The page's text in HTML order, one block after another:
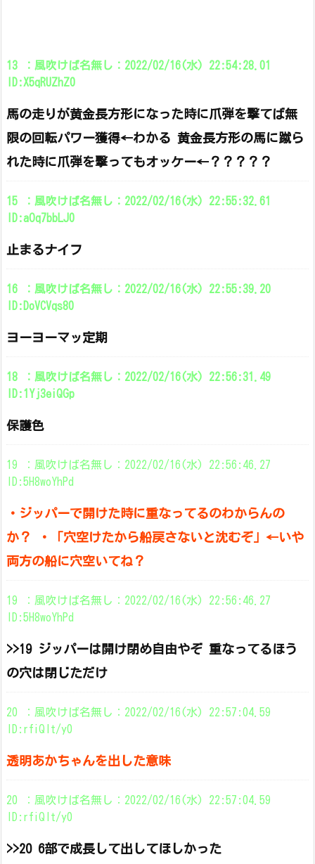
13 ：風吹けば名無し：2022/02/16(水) 22:54:28.01
ID:X5qRUZhZ0
馬の走りが黄金長方形になった時に爪弾を撃てば無
限の回転パワー獲得←わかる 黄金長方形の馬に蹴ら
れた時に爪弾を撃ってもオッケー←？？？？？
15 ：風吹けば名無し：2022/02/16(水) 22:55:32.61
ID:aOq7bbLJ0
止まるナイフ
16 ：風吹けば名無し：2022/02/16(水) 22:55:39.20
ID:DoVCVqs80
ヨーヨーマッ定期
18 ：風吹けば名無し：2022/02/16(水) 22:56:31.49
ID:1Yj3eiQGp
保護色
19 ：風吹けば名無し：2022/02/16(水) 22:56:46.27
ID:5H8woYhPd
・ジッパーで開けた時に重なってるのわからんの
か？ ・「穴空けたから船戻さないと沈むぞ」←いや
両方の船に穴空いてね？
19 ：風吹けば名無し：2022/02/16(水) 22:56:46.27
ID:5H8woYhPd
>>19 ジッパーは開け閉め自由やぞ 重なってるほう
の穴は閉じただけ
20 ：風吹けば名無し：2022/02/16(水) 22:57:04.59
ID:rfiQIt/y0
透明あかちゃんを出した意味
20 ：風吹けば名無し：2022/02/16(水) 22:57:04.59
ID:rfiQIt/y0
>>20 6部で成長して出してほしかった